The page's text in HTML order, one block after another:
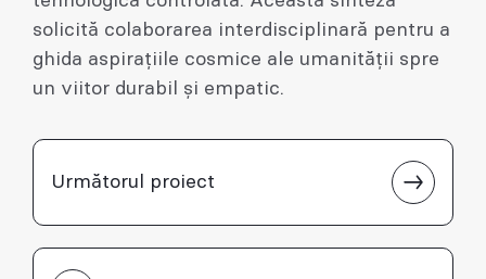
solicită colaborarea interdisciplinară pentru a
ghida aspirațiile cosmice ale umanității spre
un viitor durabil și empatic.
Următorul proiect